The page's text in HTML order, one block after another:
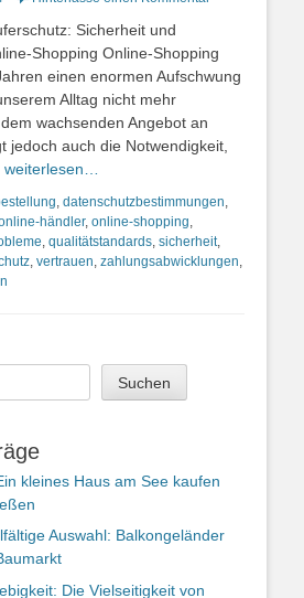
Sicherheit und
Shopping Online-Shopping
einen enormen Aufschwung
Alltag nicht mehr
wachsenden Angebot an
jedoch auch die Notwendigkeit,
weiterlesen…
datenschutzbestimmungen
händler, online-shopping
qualitätstandards sicherheit,
vertrauen zahlungsabwicklungen
Suchen
kleines Haus am See kaufen
Auswahl: Balkongeländer
Die Vielseitigkeit von